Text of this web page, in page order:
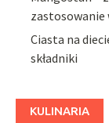
zastosowanie
Ciasta na
składniki
KULINARIA